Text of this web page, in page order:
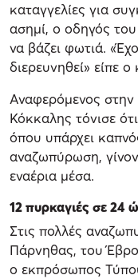
καταγγελίες για
ασημί, ο οδηγός
να βάζει φωτιά.
διερευνηθεί» είπε
Αναφερόμενος
Κόκκαλης τόνισε
όπου υπάρχει
αναζωπύρωση,
εναέρια μέσα.
12 πυρκαγιές σε 24
Στις πολλές
Πάρνηθας, του
ο εκπρόσωπος